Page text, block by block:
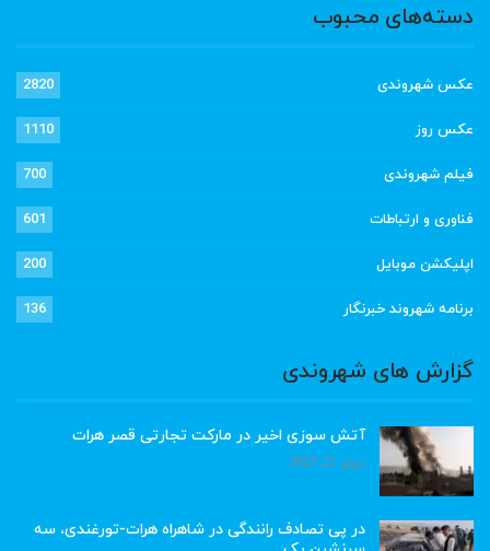
دسته‌های محبوب
عکس شهروندی 2820
عکس روز 1110
فیلم شهروندی 700
فناوری و ارتباطات 601
اپلیکشن موبایل 200
برنامه شهروند خبرنگار 136
گزارش های شهروندی
آتش سوزی اخیر در مارکت تجارتی قصر هرات
ژوئن 22, 2023
در پی تصادف رانندگی در شاهراه هرات-تورغندی، سه